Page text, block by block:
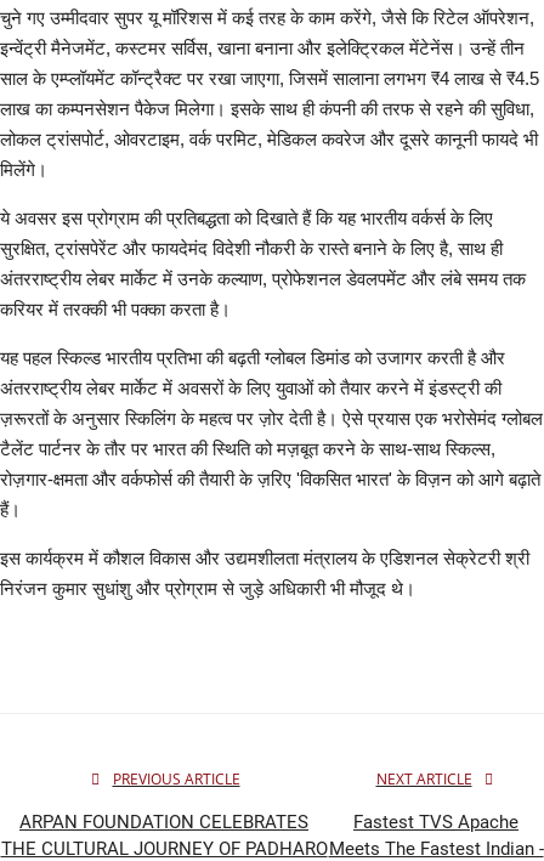
चुने गए उम्मीदवार सुपर यू मॉरिशस में कई तरह के काम करेंगे, जैसे कि रिटेल ऑपरेशन,
इन्वेंट्री मैनेजमेंट, कस्टमर सर्विस, खाना बनाना और इलेक्ट्रिकल मेंटेनेंस। उन्हें तीन
साल के एम्प्लॉयमेंट कॉन्ट्रैक्ट पर रखा जाएगा, जिसमें सालाना लगभग ₹4 लाख से ₹4.5
लाख का कम्पनसेशन पैकेज मिलेगा। इसके साथ ही कंपनी की तरफ से रहने की सुविधा,
लोकल ट्रांसपोर्ट, ओवरटाइम, वर्क परमिट, मेडिकल कवरेज और दूसरे कानूनी फायदे भी
मिलेंगे।
ये अवसर इस प्रोग्राम की प्रतिबद्धता को दिखाते हैं कि यह भारतीय वर्कर्स के लिए
सुरक्षित, ट्रांसपेरेंट और फायदेमंद विदेशी नौकरी के रास्ते बनाने के लिए है, साथ ही
अंतरराष्ट्रीय लेबर मार्केट में उनके कल्याण, प्रोफेशनल डेवलपमेंट और लंबे समय तक
करियर में तरक्की भी पक्का करता है।
यह पहल स्किल्ड भारतीय प्रतिभा की बढ़ती ग्लोबल डिमांड को उजागर करती है और
अंतरराष्ट्रीय लेबर मार्केट में अवसरों के लिए युवाओं को तैयार करने में इंडस्ट्री की
ज़रूरतों के अनुसार स्किलिंग के महत्व पर ज़ोर देती है। ऐसे प्रयास एक भरोसेमंद ग्लोबल
टैलेंट पार्टनर के तौर पर भारत की स्थिति को मज़बूत करने के साथ-साथ स्किल्स,
रोज़गार-क्षमता और वर्कफोर्स की तैयारी के ज़रिए 'विकसित भारत' के विज़न को आगे बढ़ाते
हैं।
इस कार्यक्रम में कौशल विकास और उद्यमशीलता मंत्रालय के एडिशनल सेक्रेटरी श्री
निरंजन कुमार सुधांशु और प्रोग्राम से जुड़े अधिकारी भी मौजूद थे।
PREVIOUS ARTICLE
ARPAN FOUNDATION CELEBRATES
THE CULTURAL JOURNEY OF PADHARO
NEXT ARTICLE
Fastest TVS Apache
Meets The Fastest Indian -